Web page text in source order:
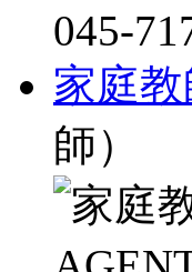
045-
家庭
師）